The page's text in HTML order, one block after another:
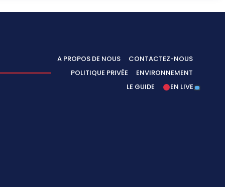
A PROPOS DE NOUS
CONTACTEZ-NOUS
POLITIQUE PRIVÉE
ENVIRONNEMENT
LE GUIDE
EN LIVE